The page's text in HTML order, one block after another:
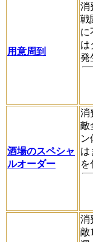
用意周到
消
戦
に
は
発
酒場のスペシャ
ルオーダー
消
敵
ン
は
を
消
敵